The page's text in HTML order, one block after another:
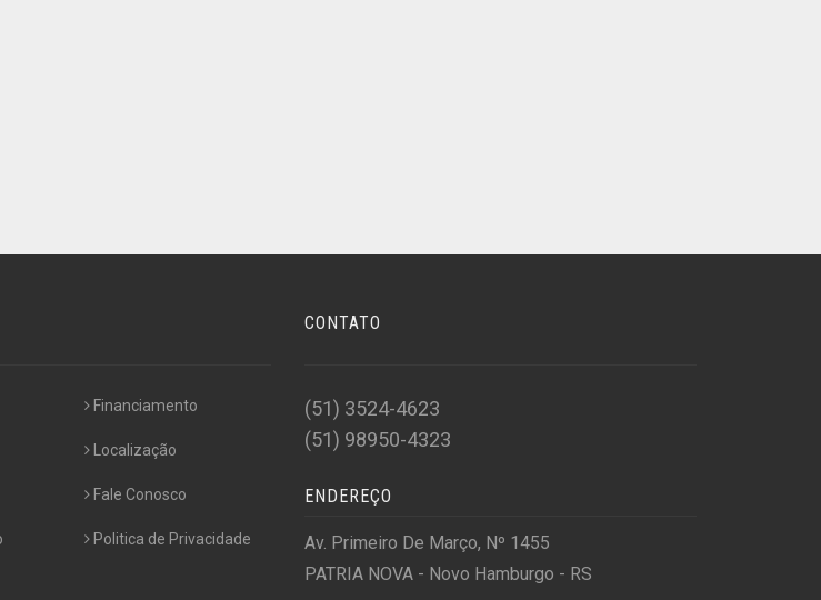
Financiamento
Localização
Fale Conosco
Politica de Privacidade
CONTATO
(51) 3524-4623
(51) 98950-4323
ENDEREÇO
Av. Primeiro De Março, Nº 1455
PATRIA NOVA - Novo Hamburgo - RS